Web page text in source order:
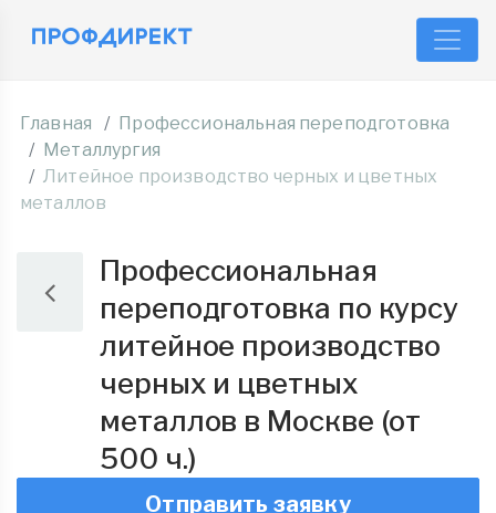
Главная
Профессиональная переподготовка
Металлургия
Литейное производство черных и цветных
металлов
Профессиональная
переподготовка по курсу
литейное производство
черных и цветных
металлов в Москве (от
500 ч.)
Отправить заявку